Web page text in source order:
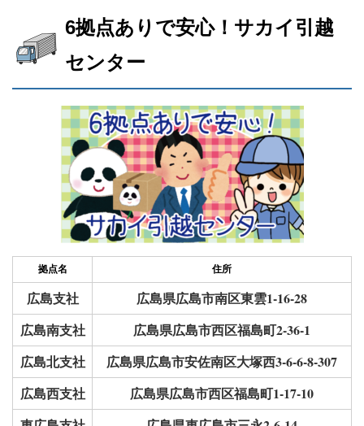
6拠点ありで安心！サカイ引越
センター
拠点名 住所
広島支社
広島県広島市南区東雲1-16-28
広島南支社
広島県広島市西区福島町2-36-1
広島北支社
広島県広島市安佐南区大塚西3-6-6-8-307
広島西支社
広島県広島市西区福島町1-17-10